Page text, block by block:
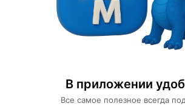
В приложении
Все самое полезное всегда
Категории Освещение
19*32, белый, металл, LED.